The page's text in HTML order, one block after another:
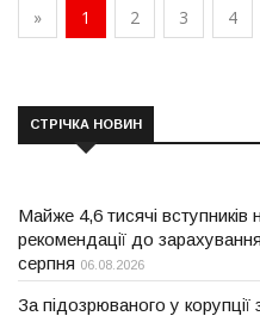
» 1 2 3 4
СТРІЧКА НОВИН
Майже 4,6 тисячі
рекомендації до
серпня 06.08.2026
За підозрюваного у корупції